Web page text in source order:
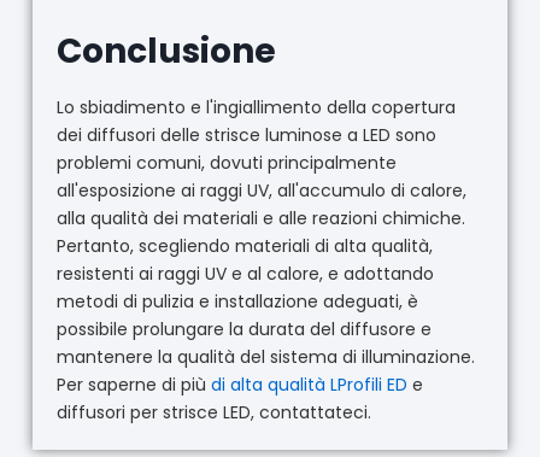
Conclusione
Lo sbiadimento e l'ingiallimento della copertura
dei diffusori delle strisce luminose a LED sono
problemi comuni, dovuti principalmente
all'esposizione ai raggi UV, all'accumulo di calore,
alla qualità dei materiali e alle reazioni chimiche.
Pertanto, scegliendo materiali di alta qualità,
resistenti ai raggi UV e al calore, e adottando
metodi di pulizia e installazione adeguati, è
possibile prolungare la durata del diffusore e
mantenere la qualità del sistema di illuminazione.
Per saperne di più di alta qualità LProfili ED e
diffusori per strisce LED, contattateci.